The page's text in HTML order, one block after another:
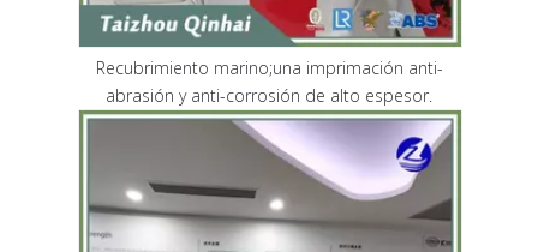
Recubrimiento marino;una imprimación anti-
abrasión y anti-corrosión de alto espesor.